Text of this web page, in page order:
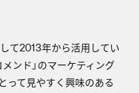
て2013年から活用してい
メンド」のマーケティング
って見やすく興味のある